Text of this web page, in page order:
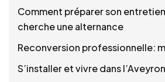
Comment préparer son
cherche une alternance
Reconversion professionnelle:
S’installer et vivre dans l’Aveyron